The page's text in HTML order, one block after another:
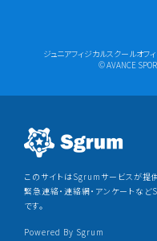
ジュニアフィジカルスクールオ
© AVANCE
このサイトはSgrumサービスが提供
緊急連絡・連絡網・アンケートな
です。
Powered By Sgrum